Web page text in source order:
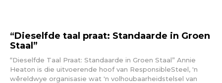
“Dieselfde taal praat: Standaarde in Groen
Staal”
“Dieselfde Taal Praat: Standaarde in Groen Staal” Annie
Heaton is die uitvoerende hoof van ResponsibleSteel, 'n
wêreldwye organisasie wat 'n volhoubaarheidstelsel van